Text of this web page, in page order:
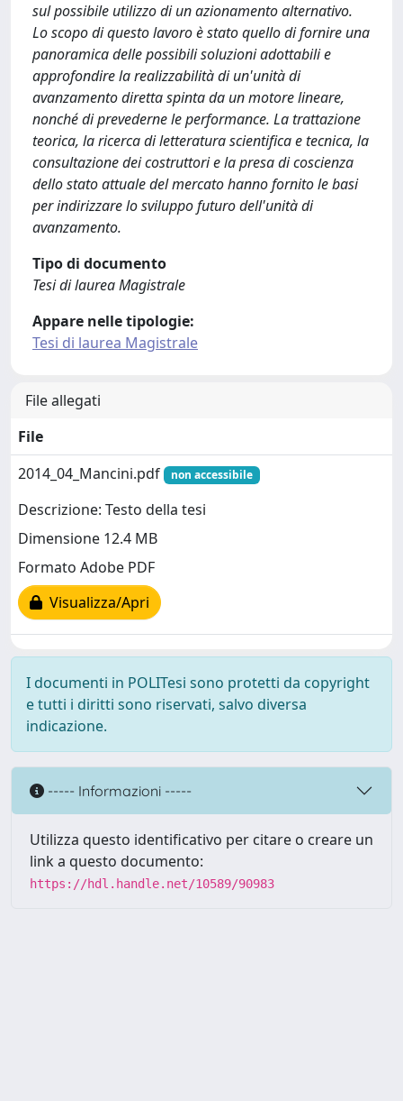
sul possibile utilizzo di un azionamento alternativo.
Lo scopo di questo lavoro è stato quello di fornire una
panoramica delle possibili soluzioni adottabili e
approfondire la realizzabilità di un'unità di
avanzamento diretta spinta da un motore lineare,
nonché di prevederne le performance. La trattazione
teorica, la ricerca di letteratura scientifica e tecnica, la
consultazione dei costruttori e la presa di coscienza
dello stato attuale del mercato hanno fornito le basi
per indirizzare lo sviluppo futuro dell'unità di
avanzamento.
Tipo di documento
Tesi di laurea Magistrale
Appare nelle tipologie:
Tesi di laurea Magistrale
File allegati
File
2014_04_Mancini.pdf
non accessibile
Descrizione: Testo della tesi
Dimensione 12.4 MB
Formato Adobe PDF
Visualizza/Apri
I documenti in POLITesi sono protetti da copyright
e tutti i diritti sono riservati, salvo diversa
indicazione.
----- Informazioni -----
Utilizza questo identificativo per citare o creare un
link a questo documento:
https://hdl.handle.net/10589/90983